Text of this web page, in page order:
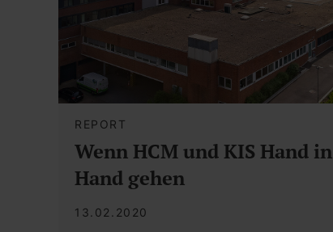
REPORT
Wenn HCM und KIS Hand in
Hand gehen
13.02.2020